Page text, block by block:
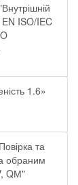
ISO/IEC
1.6»
та
обраним
QМ"